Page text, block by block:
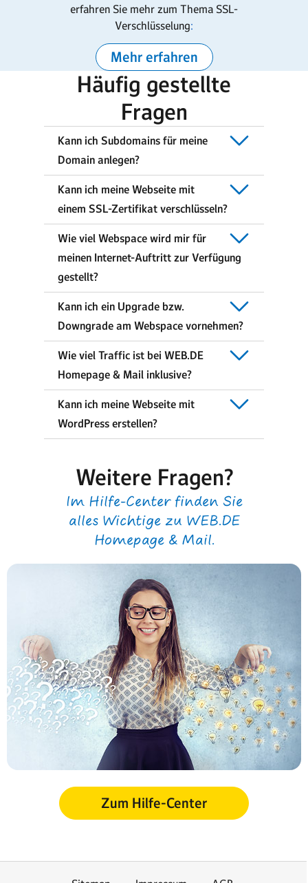
erfahren Sie mehr zum Thema SSL-
Verschlüsselung:
Mehr erfahren
Häufig gestellte
Fragen
Kann ich Subdomains für meine
Domain anlegen?
Kann ich meine Webseite mit
einem SSL-Zertifikat verschlüsseln?
Wie viel Webspace wird mir für
meinen Internet-Auftritt zur Verfügung
gestellt?
Kann ich ein Upgrade bzw.
Downgrade am Webspace vornehmen?
Wie viel Traffic ist bei WEB.DE
Homepage & Mail inklusive?
Kann ich meine Webseite mit
WordPress erstellen?
Weitere Fragen?
Im Hilfe-Center finden Sie
alles Wichtige zu WEB.DE
Homepage & Mail.
Zum Hilfe-Center